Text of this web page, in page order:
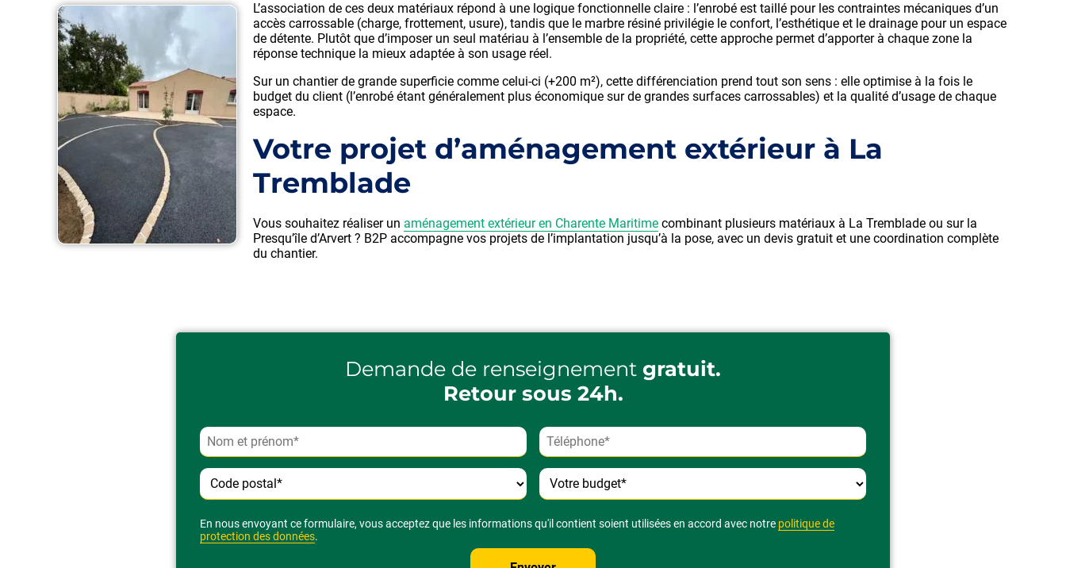
L’association de ces deux matériaux répond à une logique fonctionnelle claire : l’enrobé est taillé pour les contraintes mécaniques d’un
accès carrossable (charge, frottement, usure), tandis que le marbre résiné privilégie le confort, l’esthétique et le drainage pour un espace
de détente. Plutôt que d’imposer un seul matériau à l’ensemble de la propriété, cette approche permet d’apporter à chaque zone la
réponse technique la mieux adaptée à son usage réel.
Sur un chantier de grande superficie comme celui-ci (+200 m²), cette différenciation prend tout son sens : elle optimise à la fois le
budget du client (l’enrobé étant généralement plus économique sur de grandes surfaces carrossables) et la qualité d’usage de chaque
espace.
Votre projet d’aménagement extérieur à La
Tremblade
Vous souhaitez réaliser un aménagement extérieur en Charente Maritime combinant plusieurs matériaux à La Tremblade ou sur la
Presqu’île d’Arvert ? B2P accompagne vos projets de l’implantation jusqu’à la pose, avec un devis gratuit et une coordination complète
du chantier.
Demande de renseignement gratuit.
Retour sous 24h.
En nous envoyant ce formulaire, vous acceptez que les informations qu'il contient soient utilisées en accord avec notre politique de
protection des données.